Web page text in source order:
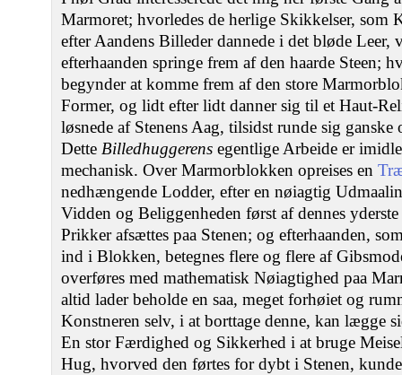
Marmoret; hvorledes de herlige Skikkelser, som
efter Aandens Billeder dannede i det bløde Leer,
efterhaanden springe frem af den haarde Steen;
begynder at komme frem af den store
Former, og lidt efter lidt danner sig til et Haut-
løsnede af Stenens Aag, tilsidst runde sig
Dette Billedhuggerens egentlige Arbeide er
mechanisk. Over Marmorblokken opreises en
nedhængende Lodder, efter en nøiagtig
Vidden og Beliggenheden først af dennes
Prikker afsættes paa Stenen; og efterhaanden,
ind i Blokken, betegnes flere og flere af
overføres med mathematisk Nøiagtighed paa
altid lader beholde en saa, meget forhøiet og
Konstneren selv, i at borttage denne, kan lægge
En stor Færdighed og Sikkerhed i at bruge
Hug, hvorved den førtes for dybt i Stenen,